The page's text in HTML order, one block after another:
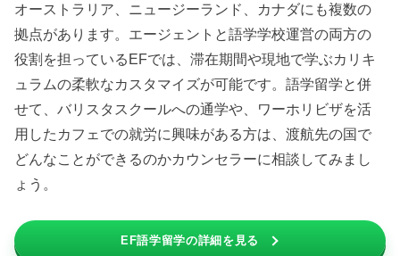
オーストラリア、ニュージーランド、カナダにも複数の
拠点があります。エージェントと語学学校運営の両方の
役割を担っているEFでは、滞在期間や現地で学ぶカリキ
ュラムの柔軟なカスタマイズが可能です。語学留学と併
せて、バリスタスクールへの通学や、ワーホリビザを活
用したカフェでの就労に興味がある方は、渡航先の国で
どんなことができるのかカウンセラーに相談してみまし
ょう。
EF語学留学の詳細を見る